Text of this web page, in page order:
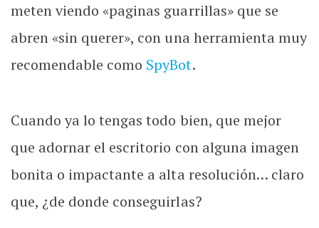
meten viendo «paginas guarrillas» que se
abren «sin querer», con una herramienta muy
recomendable como SpyBot.
Cuando ya lo tengas todo bien, que mejor
que adornar el escritorio con alguna imagen
bonita o impactante a alta resolución… claro
que, ¿de donde conseguirlas?